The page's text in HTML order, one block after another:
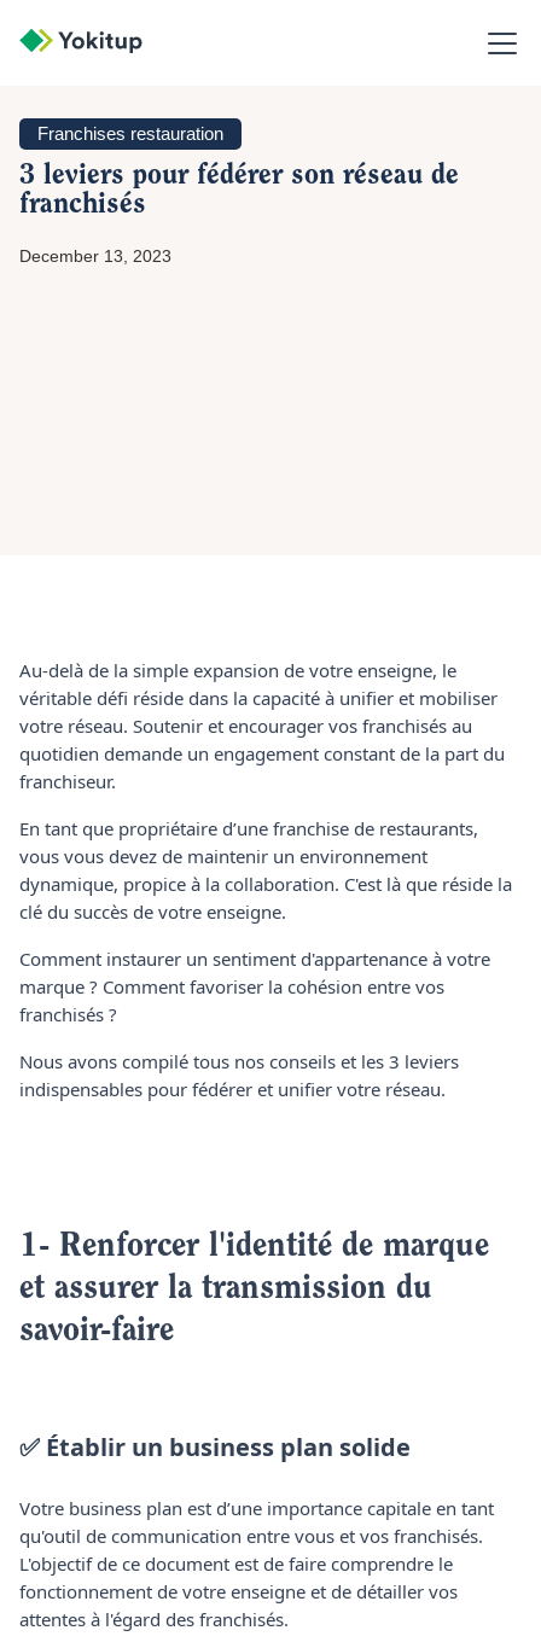
Franchises restauration
3 leviers pour fédérer son réseau de
franchisés
December 13, 2023
Au-delà de la simple expansion de votre enseigne, le
véritable défi réside dans la capacité à unifier et mobiliser
votre réseau. Soutenir et encourager vos franchisés au
quotidien demande un engagement constant de la part du
franchiseur.
En tant que propriétaire d’une franchise de restaurants,
vous vous devez de maintenir un environnement
dynamique, propice à la collaboration. C'est là que réside la
clé du succès de votre enseigne.
Comment instaurer un sentiment d'appartenance à votre
marque ? Comment favoriser la cohésion entre vos
franchisés ?
Nous avons compilé tous nos conseils et les 3 leviers
indispensables pour fédérer et unifier votre réseau.
1- Renforcer l'identité de marque
et assurer la transmission du
savoir-faire
✅ Établir un business plan solide
Votre business plan est d’une importance capitale en tant
qu'outil de communication entre vous et vos franchisés.
L'objectif de ce document est de faire comprendre le
fonctionnement de votre enseigne et de détailler vos
attentes à l'égard des franchisés.